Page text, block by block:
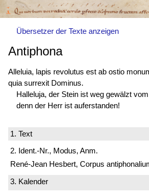
Übersetzer der Texte anzeigen
Antiphona
Alleluia, lapis revolutus est ab ostio
quia surrexit Dominus.
Halleluja, der Stein ist weg gewälzt
denn der Herr ist auferstanden!
1. Text
2. Ident.-Nr., Modus, Anm.
René-Jean Hesbert, Corpus
3. Kalender